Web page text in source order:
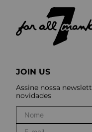
JOIN US
Assine nossa
novidades